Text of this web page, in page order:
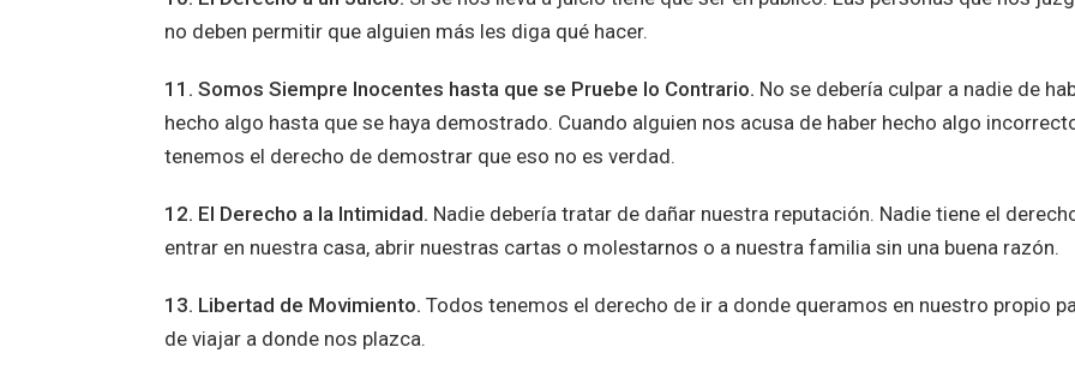
no deben permitir que alguien más les diga qué hacer.
11. Somos Siempre Inocentes hasta que se Pruebe lo Contrario. No se debería culpar a nadie de
hecho algo hasta que se haya demostrado. Cuando alguien nos acusa de haber hecho algo
tenemos el derecho de demostrar que eso no es verdad.
12. El Derecho a la Intimidad. Nadie debería tratar de dañar nuestra reputación. Nadie tiene el
entrar en nuestra casa, abrir nuestras cartas o molestarnos o a nuestra familia sin una buena razón.
13. Libertad de Movimiento. Todos tenemos el derecho de ir a donde queramos en nuestro propio
de viajar a donde nos plazca.